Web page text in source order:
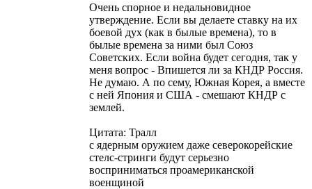
Очень спорное и недальновидное
утверждение. Если вы делаете ставку на их
боевой дух (как в былые времена), то в
былые времена за ними был Союз
Советских. Если война будет сегодня, так у
меня вопрос - Впишется ли за КНДР Россия.
Не думаю. А по сему, Южная Корея, а вместе
с ней Япония и США - смешают КНДР с
землей.
Цитата: Тралл
с ядерным оружием даже северокорейские
стелс-стринги будут серьезно
восприниматься проамериканской
военщиной